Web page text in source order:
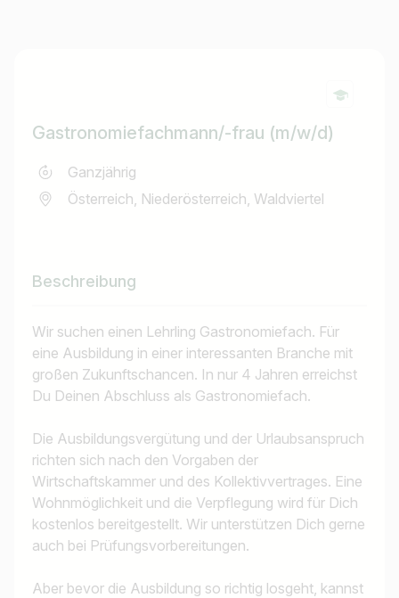
Gastronomiefachmann/-frau (m/w/d)
Ganzjährig
Österreich, Niederösterreich, Waldviertel
Beschreibung
Wir suchen einen Lehrling Gastronomiefach. Für
eine Ausbildung in einer interessanten Branche mit
großen Zukunftschancen. In nur 4 Jahren erreichst
Du Deinen Abschluss als Gastronomiefach.
Die Ausbildungsvergütung und der Urlaubsanspruch
richten sich nach den Vorgaben der
Wirtschaftskammer und des Kollektivvertrages. Eine
Wohnmöglichkeit und die Verpflegung wird für Dich
kostenlos bereitgestellt. Wir unterstützen Dich gerne
auch bei Prüfungsvorbereitungen.
Aber bevor die Ausbildung so richtig losgeht, kannst